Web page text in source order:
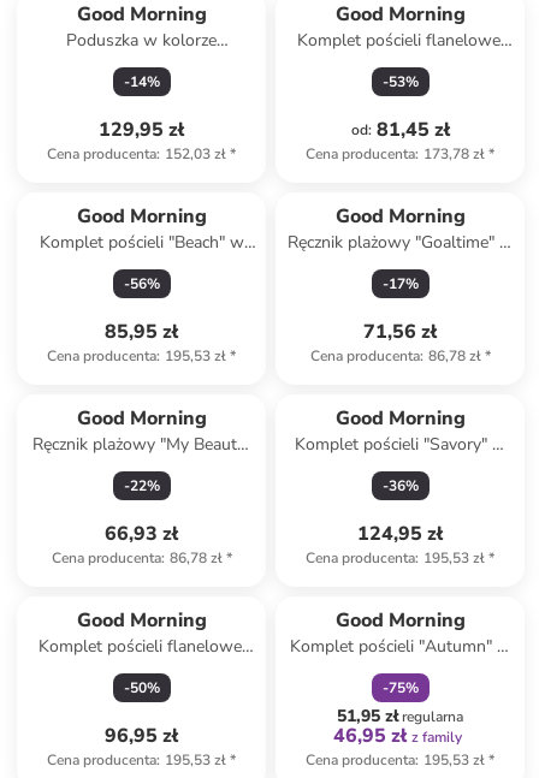
Good Morning
Poduszka w kolorze
kremowym
-14%
129,95 zł
Cena producenta: 152,03 zł*
Good Morning
Komplet pościeli flanelowej
"Cira" w kolorze szarym
-53%
od: 81,45 zł
Cena producenta: 173,78 zł*
Good Morning
Komplet pościeli "Beach" w
kolorze błękitno-beżowym
-56%
85,95 zł
Cena producenta: 195,53 zł*
Good Morning
Ręcznik plażowy "Goaltime" w
kolorze zielonym
-17%
71,56 zł
Cena producenta: 86,78 zł*
Good Morning
Ręcznik plażowy "My Beauty"
w kolorze niebieskim
-22%
66,93 zł
Cena producenta: 86,78 zł*
Good Morning
Komplet pościeli "Savory" w
kolorze zielonym ze wzorem
-36%
124,95 zł
Cena producenta: 195,53 zł*
Good Morning
Komplet pościeli flanelowej
"Albert" w kolorze niebieskim
-50%
96,95 zł
Cena producenta: 195,53 zł*
Good Morning
Komplet pościeli "Autumn" w
kolorze beżowym
-75%
51,95 złregularna
46,95 zł z family
Cena producenta: 195,53 zł*